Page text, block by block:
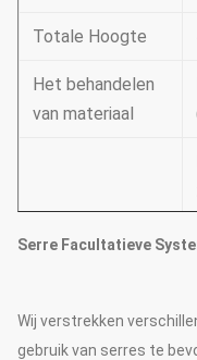
Totale Hoogte
Het behandelen
van materiaal
De boogafstand
Serre Facultatieve
Wij verstrekken
gebruik van serres te